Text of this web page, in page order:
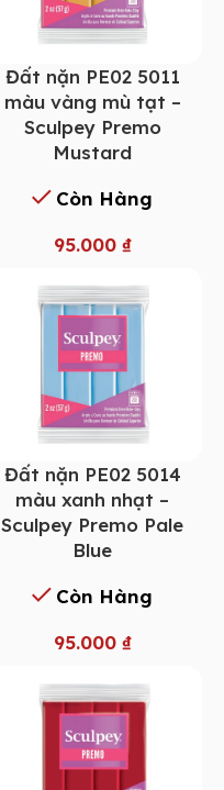
Đất nặn PE02 5011
màu vàng mù tạt –
Sculpey Premo
Mustard
Còn Hàng
95.000 ₫
Đất nặn PE02 5014
màu xanh nhạt –
Sculpey Premo Pale
Blue
Còn Hàng
95.000 ₫